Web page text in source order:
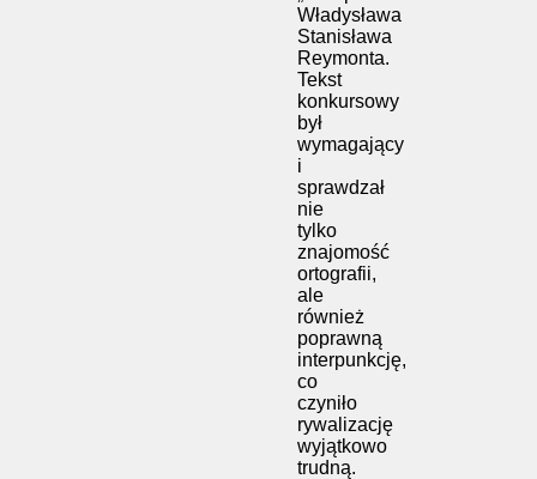
Władysława
Stanisława
Reymonta.
Tekst
konkursowy
był
wymagający
i
sprawdzał
nie
tylko
znajomość
ortografii,
ale
również
poprawną
interpunkcję,
co
czyniło
rywalizację
wyjątkowo
trudną.